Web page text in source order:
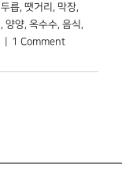
두릅 땟거리 막장
양양 옥수수 음식
1 Comment